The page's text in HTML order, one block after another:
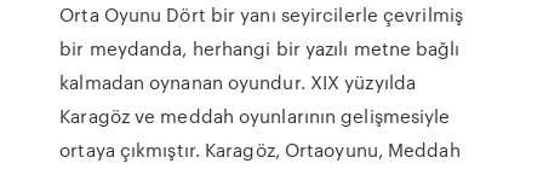
Orta Oyunu Dört bir yanı seyircilerle çevrilmiş
bir meydanda, herhangi bir yazılı metne bağlı
kalmadan oynanan oyundur. XIX yüzyılda
Karagöz ve meddah oyunlarının gelişmesiyle
ortaya çıkmıştır. Karagöz, Ortaoyunu, Meddah